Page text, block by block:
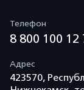
Телефон
8 800 100 12
Адрес
423570,